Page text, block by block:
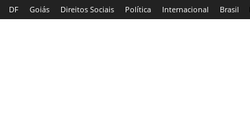
DF Goiás Direitos Sociais Política Internacional Brasil